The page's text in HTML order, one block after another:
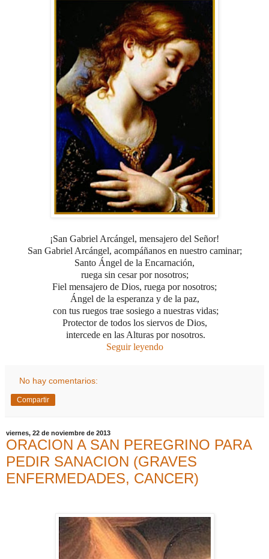
¡San Gabriel Arcángel, mensajero del Señor!
San Gabriel Arcángel, acompáñanos en nuestro caminar;
Santo Ángel de la Encarnación,
ruega sin cesar por nosotros;
Fiel mensajero de Dios, ruega por nosotros;
Ángel de la esperanza y de la paz,
con tus ruegos trae sosiego a nuestras vidas;
Protector de todos los siervos de Dios,
intercede en las Alturas por nosotros.
Seguir leyendo
No hay comentarios:
Compartir
viernes, 22 de noviembre de 2013
ORACION A SAN PEREGRINO PARA
PEDIR SANACION (GRAVES
ENFERMEDADES, CANCER)